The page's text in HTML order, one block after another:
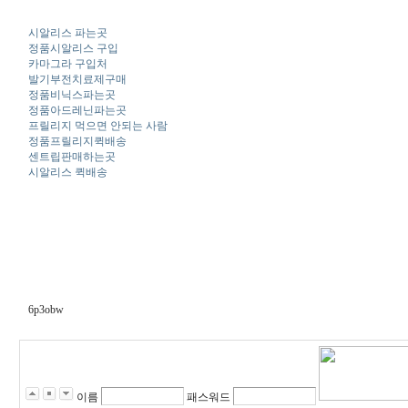
시알리스 파는곳
정품시알리스 구입
카마그라 구입처
발기부전치료제구매
정품비닉스파는곳
정품아드레닌파는곳
프릴리지 먹으면 안되는 사람
정품프릴리지퀵배송
센트립판매하는곳
시알리스 퀵배송
6p3obw
이름 패스워드